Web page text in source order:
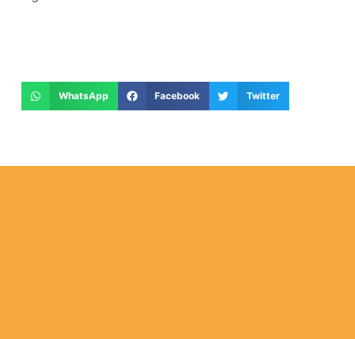
WhatsApp Facebook Twitter